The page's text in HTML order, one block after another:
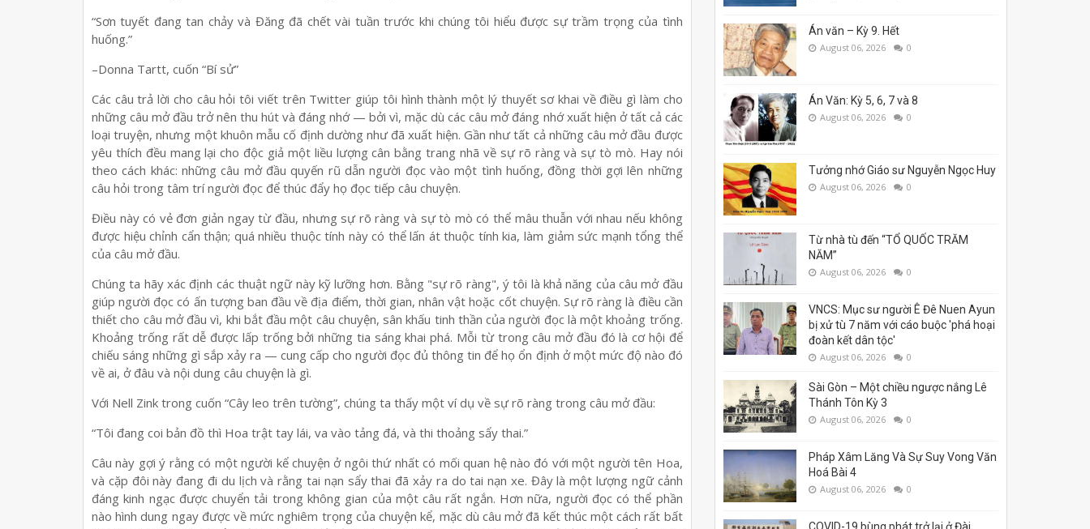
“Sơn tuyết đang tan chảy và Đăng đã chết vài tuần trước khi chúng tôi hiểu được sự trầm trọng của tình
huống.”
–Donna Tartt, cuốn “Bí sử”
Các câu trả lời cho câu hỏi tôi viết trên Twitter giúp tôi hình thành một lý thuyết sơ khai về điều gì làm cho
những câu mở đầu trở nên thu hút và đáng nhớ — bởi vì, mặc dù các câu mở đáng nhớ xuất hiện ở tất cả các
loại truyện, nhưng một khuôn mẫu cố định dường như đã xuất hiện. Gần như tất cả những câu mở đầu được
yêu thích đều mang lại cho độc giả một liều lượng cân bằng trang nhã về sự rõ ràng và sự tò mò. Hay nói
theo cách khác: những câu mở đầu quyến rũ dẫn người đọc vào một tình huống, đồng thời gợi lên những
câu hỏi trong tâm trí người đọc để thúc đẩy họ đọc tiếp câu chuyện.
Điều này có vẻ đơn giản ngay từ đầu, nhưng sự rõ ràng và sự tò mò có thể mâu thuẫn với nhau nếu không
được hiệu chỉnh cẩn thận; quá nhiều thuộc tính này có thể lấn át thuộc tính kia, làm giảm sức mạnh tổng thể
của câu mở đầu.
Chúng ta hãy xác định các thuật ngữ này kỹ lưỡng hơn. Bằng "sự rõ ràng", ý tôi là khả năng của câu mở đầu
giúp người đọc có ấn tượng ban đầu về địa điểm, thời gian, nhân vật hoặc cốt chuyện. Sự rõ ràng là điều cần
thiết cho câu mở đầu vì, khi bắt đầu một câu chuyện, sân khấu tinh thần của người đọc là một khoảng trống.
Khoảng trống rất dễ được lấp trống bởi những tia sáng khai phá. Mỗi từ trong câu mở đầu đó là cơ hội để
chiếu sáng những gì sắp xảy ra — cung cấp cho người đọc đủ thông tin để họ ổn định ở một mức độ nào đó
về ai, ở đâu và nội dung câu chuyện là gì.
Với Nell Zink trong cuốn “Cây leo trên tường”, chúng ta thấy một ví dụ về sự rõ ràng trong câu mở đầu:
“Tôi đang coi bản đồ thì Hoa trật tay lái, va vào tảng đá, và thi thoảng sẩy thai.”
Câu này gợi ý rằng có một người kể chuyện ở ngôi thứ nhất có mối quan hệ nào đó với một người tên Hoa,
và cặp đôi này đang đi du lịch và rằng tai nạn sẩy thai đã xảy ra do tai nạn xe. Đây là một lượng ngữ cảnh
đáng kinh ngạc được chuyển tải trong không gian của một câu rất ngắn. Hơn nữa, người đọc có thể phần
nào hình dung ngay được về mức nghiêm trọng của chuyện kể, mặc dù câu mở đã kết thúc một cách rất bất
Án văn – Kỳ 9. Hết
August 06, 2026 0
Án Văn: Kỳ 5, 6, 7 và 8
August 06, 2026 0
Tưởng nhớ Giáo sư Nguyễn Ngọc Huy
August 06, 2026 0
Từ nhà tù đến “TỔ QUỐC TRĂM
NĂM”
August 06, 2026 0
VNCS: Mục sư người Ê Đê Nuen Ayun
bị xử tù 7 năm với cáo buộc 'phá hoại
đoàn kết dân tộc'
August 06, 2026 0
Sài Gòn – Một chiều ngược nắng Lê
Thánh Tôn Kỳ 3
August 06, 2026 0
Pháp Xâm Lăng Và Sự Suy Vong Văn
Hoá Bài 4
August 06, 2026 0